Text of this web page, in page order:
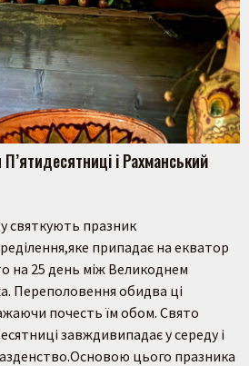
і Рахманський
святкують празник
припадає на екватор
на 25 день між Великоднем
Переполовення обидва ці
почесть їм обом. Свято
завждивипадає у середу і
цього празника